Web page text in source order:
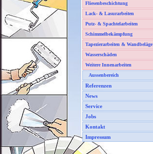
Fliesenbeschichtung
Lack- & Lasurarbeiten
Putz- & Spachtelarbeiten
Schimmelbekämpfung
Tapezierarbeiten & Wandbeläge
Wasserschäden
Weitere Innenarbeiten
Aussenbereich
Referenzen
News
Service
Jobs
Kontakt
Impressum